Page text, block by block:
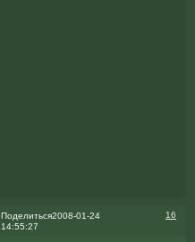
Поделиться 16
2008-01-24
14:55:27